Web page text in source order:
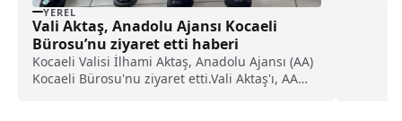
YEREL
Vali Aktaş, Anadolu Ajansı Kocaeli
Bürosu’nu ziyaret etti haberi
Kocaeli Valisi İlhami Aktaş, Anadolu Ajansı (AA)
Kocaeli Bürosu'nu ziyaret etti.Vali Aktaş'ı, AA